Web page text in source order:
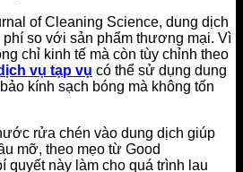
of Cleaning Science, dung dịch
so với sản phẩm thương mại. Vì
chỉ kinh tế mà còn tùy chỉnh theo
vụ tạp vụ có thể sử dụng dung
kính sạch bóng mà không tốn
rửa chén vào dung dịch giúp
mỡ, theo mẹo từ Good
quyết này làm cho quá trình lau